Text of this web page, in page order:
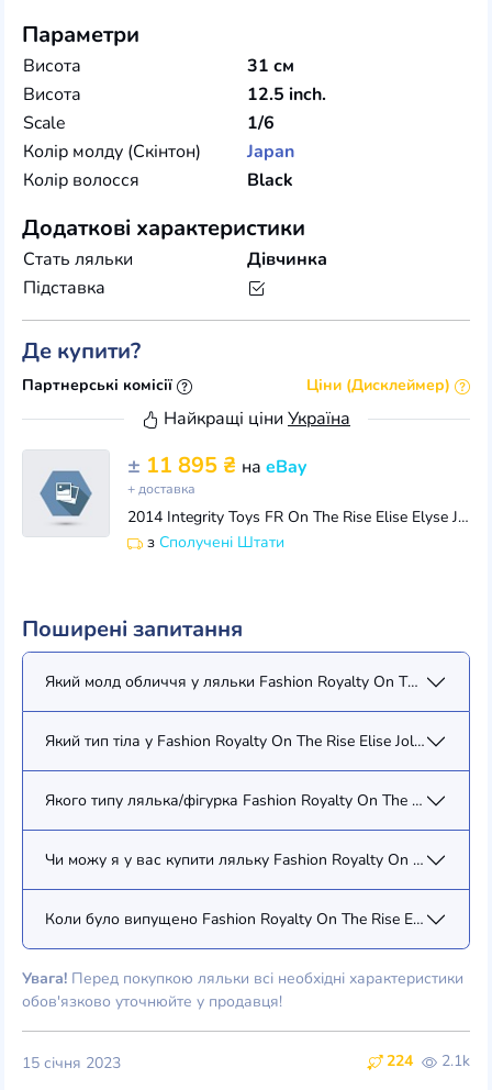
Параметри
Висота
31 см
Висота
12.5 inch.
Scale
1/6
Колір молду (Скінтон)
Japan
Колір волосся
Black
Додаткові характеристики
Стать ляльки
Дівчинка
Підставка
Де купити?
Партнерські комісії Ціни (Дисклеймер)
Найкращі ціни Україна
± 11 895 ₴ на eBay
+ доставка
2014 Integrity Toys FR On The Rise Elise Elyse Jolie Dressed Doll #91343 NRFB
з Сполучені Штати
Поширені запитання
Який молд обличчя у ляльки Fashion Royalty On The Rise
Який тип тіла у Fashion Royalty On The Rise Elise Jolie (91343)?
Якого типу лялька/фігурка Fashion Royalty On The Rise Elise
Чи можу я у вас купити ляльку Fashion Royalty On The Rise
Коли було випущено Fashion Royalty On The Rise Elise Jolie
Увага! Перед покупкою ляльки всі необхідні характеристики
обов'язково уточнюйте у продавця!
224 2.1k
15 січня 2023